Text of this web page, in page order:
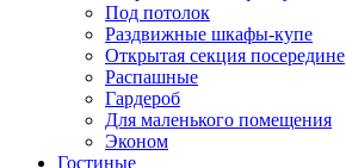
Под потолок
Раздвижные шкафы-купе
Открытая секция посередине
Распашные
Гардероб
Для маленького помещения
Эконом
Гостиные